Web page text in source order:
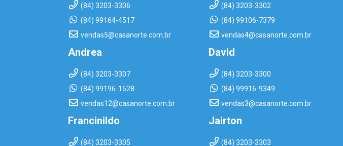
(84) 3203-3306
(84) 99164-4517
vendas5@casanorte.com.br
(84) 3203-3302
(84) 99106-7379
vendas4@casanorte.com.br
Andrea
(84) 3203-3307
(84) 99196-1528
vendas12@casanorte.com.br
David
(84) 3203-3300
(84) 99916-9349
vendas3@casanorte.com.br
Francinildo
(84) 3203-3305
Jairton
(84) 3203-3303